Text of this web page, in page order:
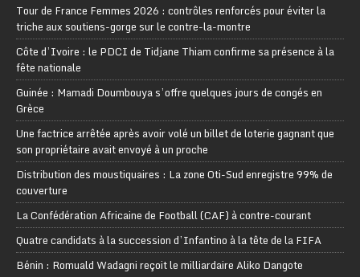
Tour de France Femmes 2026 : contrôles renforcés pour éviter la
triche aux soutiens-gorge sur le contre-la-montre
Côte d’Ivoire : le PDCI de Tidjane Thiam confirme sa présence à la
fête nationale
Guinée : Mamadi Doumbouya s’offre quelques jours de congés en
Grèce
Une factrice arrêtée après avoir volé un billet de loterie gagnant que
son propriétaire avait envoyé à un proche
Distribution des moustiquaires : La zone Oti-Sud enregistre 99% de
couverture
La Confédération Africaine de Football (CAF) à contre-courant
Quatre candidats à la succession d’Infantino à la tête de la FIFA
Bénin : Romuald Wadagni reçoit le milliardaire Aliko Dangote